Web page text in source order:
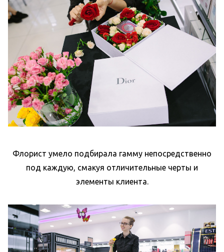
Флорист умело подбирала гамму непосредственно
под каждую, смакуя отличительные черты и
элементы клиента.